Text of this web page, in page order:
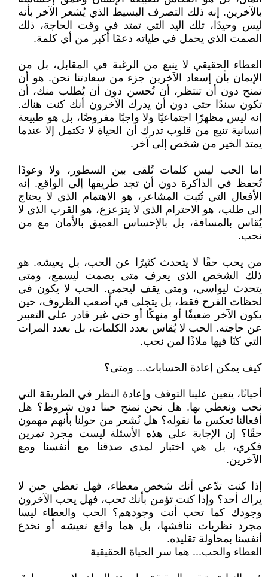
بالآخرين. إنه ذلك التصرف البسيط الذي يُشعر الآخر بأنه
ليس وحيدًا، تلك اليد التي تمتد في وقت الحاجة، ذلك
الصمت الذي يحمل في طياته دعمًا أكبر من أي كلمة.
العطاء الحقيقي لا ينبع من الرغبة في المقابل، بل من
الإيمان بأن إسعاد الآخرين جزء من سعادتنا نحن. هو أن
تمنح دون أن تنتظر، أن تُحسن دون أن يُطلب منك، أن
تكون سندًا حتى دون أن يدرك الآخرون أنك كنت هناك.
إنه ليس مظهرًا اجتماعيًا ولا واجبًا مفروضًا، بل هو طبيعة
إنسانية تنبع من قلوب تدرك أن الحياة لا تكتمل إلا عندما
يمتد الخير من شخص إلى آخر.
اما الحب ليس كلمات تُلقى بين السطور، ولا وعودًا
تُحفظ في الذاكرة دون أن تجد طريقها إلى الواقع. إنه
الأفعال التي تُثبت المشاعر، هو الاهتمام الذي لا يحتاج
إلى طلب، هو الاحترام الذي لا يتزعزع، هو القرب الذي لا
يُقاس بالمسافة، بل بالإحساس العميق بالأمان مع من
نحب.
من يحب حقًا لا يتحدث كثيرًا عن الحب، بل يعيشه. هو
ذلك الشخص الذي يعرف متى يصمت ليسمع، ومتى
يتحدث ليواسي، ومتى يقف ليحمي. الحب لا يكون في
لحظات الفرح فقط، بل يتجلى في أصعب الظروف، حين
يكون الآخر ضعيفًا أو منهكًا أو حتى غير قادر على التعبير
عن حاجته. الحب لا يُقاس بعدد الكلمات، بل بعدد المرات
التي كنّا فيها ملاذًا لمن نحب.
كيف يمكن إعادة الحسابات... ومتى؟
أحيانًا، يتعين علينا التوقف وإعادة النظر في الطريقة التي
نحب ونعطي بها. هل نحن نمنح حبنا دون شروط؟ هل
أفعالنا تعكس ما نقوله؟ هل نُشعر من حولنا بأنهم مهمون
حقًا؟ إن الإجابة على هذه الأسئلة ليست مجرد تمرين
فكري، بل هي اختبار لمدى صدقنا مع أنفسنا ومع
الآخرين.
إذا كنت تدّعي أنك شخص معطاء، فهل تعطي حين لا
يراك أحد؟ وإذا كنت تؤمن بأنك تحب، فهل يحب الآخرون
وجودك كما تحب أنت وجودهم؟ الحب والعطاء ليسا
مجرد نظريات نناقشها، بل هما واقع نعيشه أو نخدع
أنفسنا بمحاولة تقليده.
العطاء والحب... هما سر الحياة الحقيقية